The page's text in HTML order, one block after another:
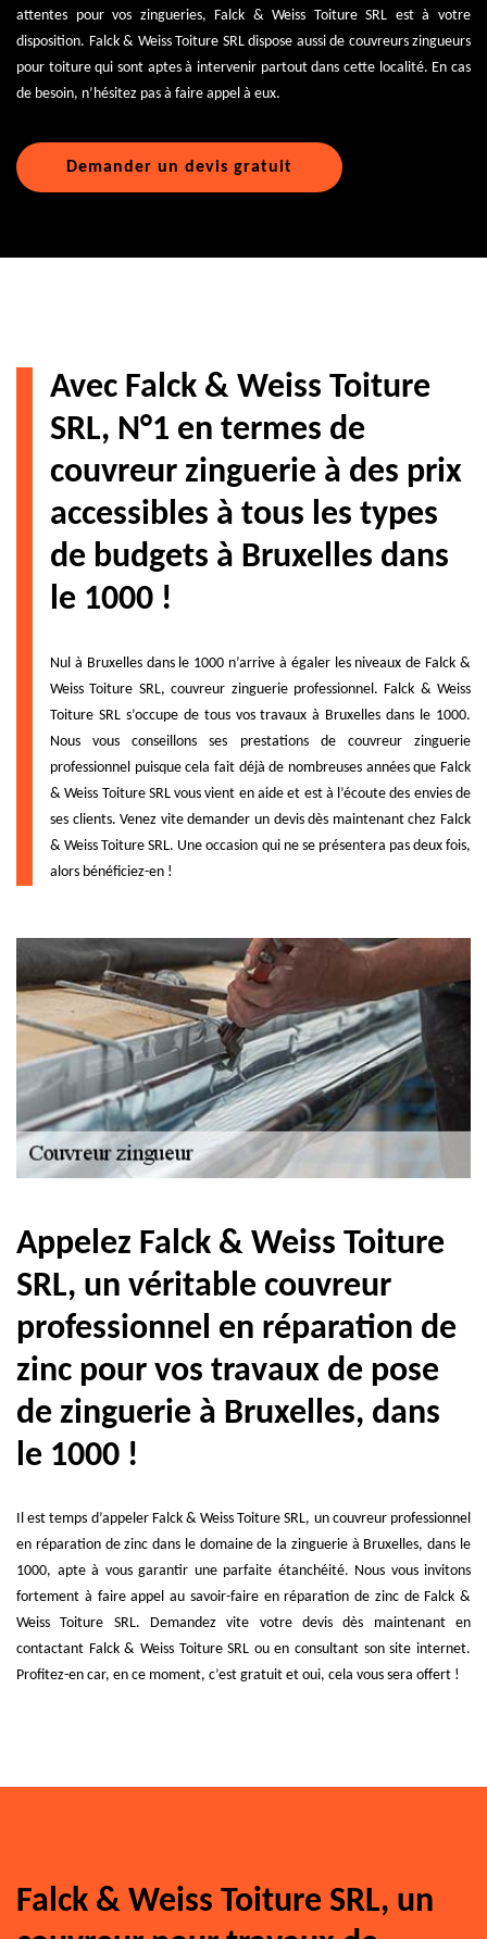
attentes pour vos zingueries, Falck & Weiss Toiture SRL est à votre
disposition. Falck & Weiss Toiture SRL dispose aussi de couvreurs zingueurs
pour toiture qui sont aptes à intervenir partout dans cette localité. En cas
de besoin, n’hésitez pas à faire appel à eux.
Demander un devis gratuit
Avec Falck & Weiss Toiture
SRL, N°1 en termes de
couvreur zinguerie à des prix
accessibles à tous les types
de budgets à Bruxelles dans
le 1000 !
Nul à Bruxelles dans le 1000 n’arrive à égaler les niveaux de Falck &
Weiss Toiture SRL, couvreur zinguerie professionnel. Falck & Weiss
Toiture SRL s’occupe de tous vos travaux à Bruxelles dans le 1000.
Nous vous conseillons ses prestations de couvreur zinguerie
professionnel puisque cela fait déjà de nombreuses années que Falck
& Weiss Toiture SRL vous vient en aide et est à l’écoute des envies de
ses clients. Venez vite demander un devis dès maintenant chez Falck
& Weiss Toiture SRL. Une occasion qui ne se présentera pas deux fois,
alors bénéficiez-en !
Appelez Falck & Weiss Toiture
SRL, un véritable couvreur
professionnel en réparation de
zinc pour vos travaux de pose
de zinguerie à Bruxelles, dans
le 1000 !
Il est temps d’appeler Falck & Weiss Toiture SRL, un couvreur professionnel
en réparation de zinc dans le domaine de la zinguerie à Bruxelles, dans le
1000, apte à vous garantir une parfaite étanchéité. Nous vous invitons
fortement à faire appel au savoir-faire en réparation de zinc de Falck &
Weiss Toiture SRL. Demandez vite votre devis dès maintenant en
contactant Falck & Weiss Toiture SRL ou en consultant son site internet.
Profitez-en car, en ce moment, c’est gratuit et oui, cela vous sera offert !
Falck & Weiss Toiture SRL, un